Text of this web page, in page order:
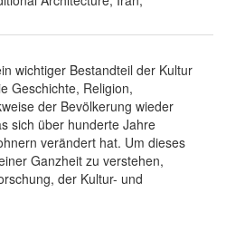
wichtiger Bestandteil der Kultur
Geschichte, Religion,
der Bevölkerung wieder
sich über hunderte Jahre
verändert hat. Um dieses
Ganzheit zu verstehen,
der Kultur- und